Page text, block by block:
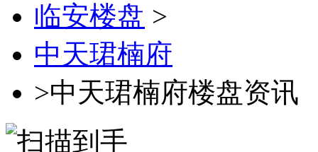
临安楼盘 >
中天珺楠府
>中天珺楠府楼盘资讯